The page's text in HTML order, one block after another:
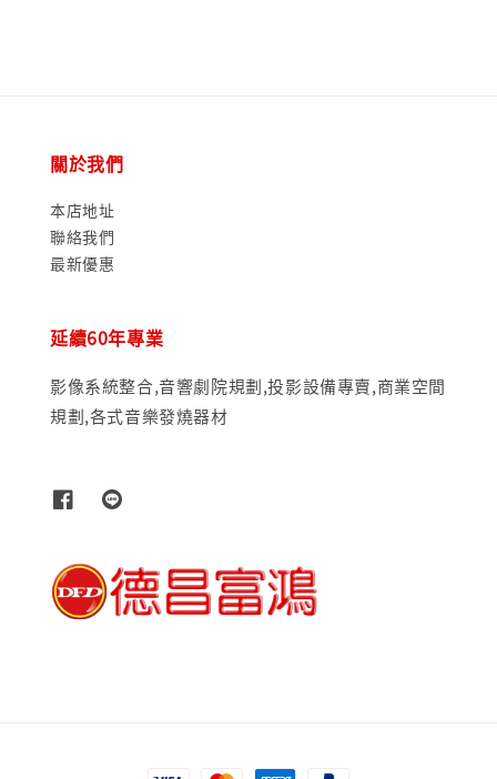
關於我們
本店地址
聯絡我們
最新優惠
延續60年專業
影像系統整合,音響劇院規劃,投影設備專賣,商業空間
規劃,各式音樂發燒器材